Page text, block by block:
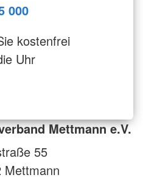
000
kostenfrei
Uhr
Mettmann e.V.
55
Mettmann